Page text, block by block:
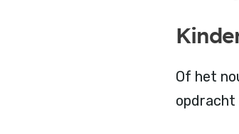
Of het
opdracht